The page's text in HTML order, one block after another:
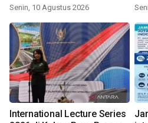
Senin, 10 Agustus 2026
International Lecture Series